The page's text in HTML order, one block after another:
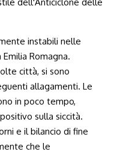
instabili nelle
Romagna.
città, si sono
allagamenti. Le
in poco tempo,
sulla siccità.
e il bilancio di fine
che le